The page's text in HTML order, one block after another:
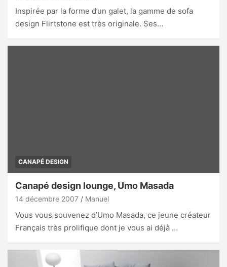
Inspirée par la forme d’un galet, la gamme de sofa
design Flirtstone est très originale. Ses…
CANAPÉ DESIGN
Canapé design lounge, Umo Masada
14 décembre 2007 Manuel
Vous vous souvenez d’Umo Masada, ce jeune créateur
Français très prolifique dont je vous ai déjà …